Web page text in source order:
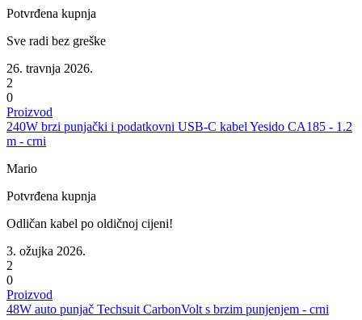
Potvrđena kupnja
Sve radi bez greške
26. travnja 2026.
2
0
Proizvod
240W brzi punjački i podatkovni USB-C kabel Yesido CA185 - 1.2
m - crni
Mario
Potvrđena kupnja
Odličan kabel po oldičnoj cijeni!
3. ožujka 2026.
2
0
Proizvod
48W auto punjač Techsuit CarbonVolt s brzim punjenjem - crni